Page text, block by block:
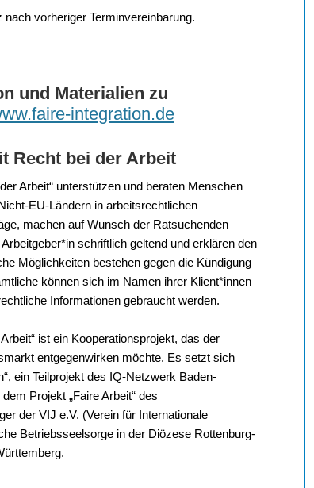
vorheriger Terminvereinbarung.
und Materialien zu
integration.de
Recht bei der Arbeit
Arbeit“ unterstützen und beraten Menschen
EU-Ländern in arbeitsrechtlichen
machen auf Wunsch der Ratsuchenden
schriftlich geltend und erklären den
Möglichkeiten bestehen gegen die Kündigung
können sich im Namen ihrer Klient*innen
Informationen gebraucht werden.
ist ein Kooperationsprojekt, das der
entgegenwirken möchte. Es setzt sich
ein Teilprojekt des IQ-Netzwerk Baden-
Projekt „Faire Arbeit“ des
der VIJ e.V. (Verein für Internationale
Betriebsseelsorge in der Diözese Rottenburg-